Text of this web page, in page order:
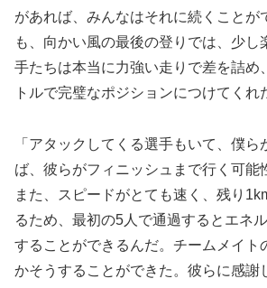
があれば、みんなはそれに続くことが
も、向かい風の最後の登りでは、少し
手たちは本当に力強い走りで差を詰め
トルで完璧なポジションにつけてくれ
「アタックしてくる選手もいて、僕
ば、彼らがフィニッシュまで行く可能
また、スピードがとても速く、残り
るため、最初の5人で通過するとエネ
することができるんだ。チームメイト
かそうすることができた。彼らに感謝